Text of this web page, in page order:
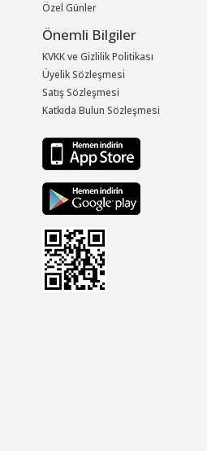
Özel Günler
Önemli Bilgiler
KVKK ve Gizlilik Politikası
Üyelik Sözleşmesi
Satış Sözleşmesi
Katkıda Bulun Sözleşmesi